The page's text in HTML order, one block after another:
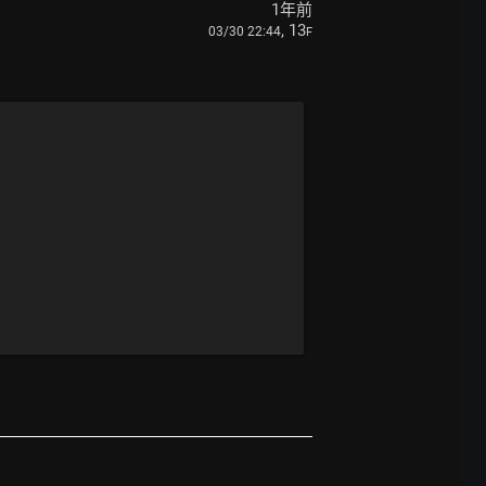
1年前
03/30 22:44, 13F